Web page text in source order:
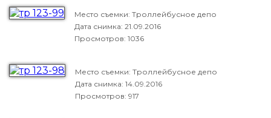
Место съемки: Троллейбусное депо
Дата снимка: 21.09.2016
Просмотров: 1036
Место съемки: Троллейбусное депо
Дата снимка: 14.09.2016
Просмотров: 917